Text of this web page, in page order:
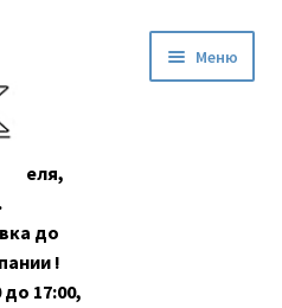
до
!
17:00,
Меню